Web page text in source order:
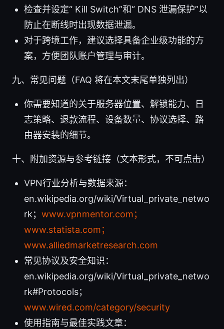
检查并设定“ Kill Switch”和“ DNS 泄漏保护”以
防止在断线时出现数据泄漏。
对于跨境工作，建议选择具备企业级功能的方
案，方便团队账户管理与审计。
九、常见问题（FAQ 将在本文末尾单独列出）
你需要知道的关于服务器位置、解锁能力、日
志策略、退款流程、设备数量、协议选择、路
由器安装的细节。
十、附加资源与参考链接（文本形式，不可点击）
VPN行业分析与数据来源：
en.wikipedia.org/wiki/Virtual_private_netwo
rk； www.vpnmentor.com；
www.statista.com；
www.alliedmarketresearch.com
常见协议及安全知识：
en.wikipedia.org/wiki/Virtual_private_netwo
rk#Protocols；
www.wired.com/category/security
使用指南与最佳实践文章：